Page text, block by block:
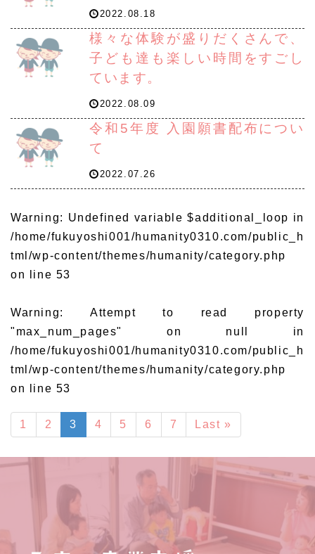
2022.08.18
様々な体験が盛りだくさんで、
子ども達も楽しい時間をすごし
ています。
2022.08.09
令和5年度 入園願書配布につい
て
2022.07.26
Warning: Undefined variable $additional_loop in
/home/fukuyoshi001/humanity0310.com/public_h
tml/wp-content/themes/humanity/category.php
on line 53
Warning: Attempt to read property
"max_num_pages" on null in
/home/fukuyoshi001/humanity0310.com/public_h
tml/wp-content/themes/humanity/category.php
on line 53
1 2 3 4 5 6 7 Last »